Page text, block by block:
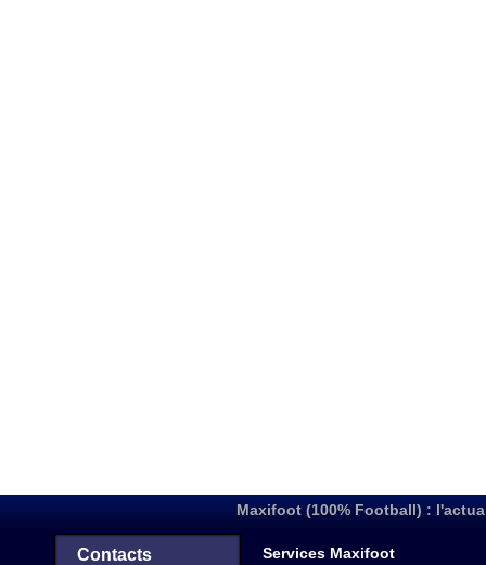
Maxifoot (100% Football) :
Contacts Services Maxifoot